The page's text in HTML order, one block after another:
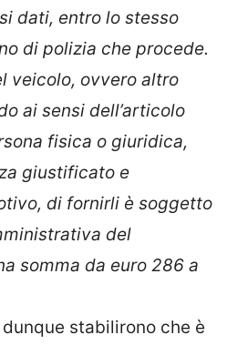
dati, entro lo stesso
di polizia che procede.
veicolo, ovvero altro
ai sensi dell’articolo
fisica o giuridica,
giustificato e
di fornirli è soggetto
del
somma da euro 286 a
stabilirono che è